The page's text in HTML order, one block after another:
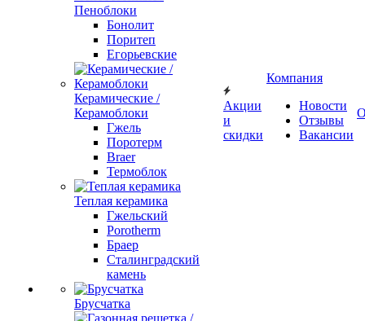
Пеноблоки
Бонолит
Поритеп
Егорьевские
Керамические /
Керамоблоки
Гжель
Поротерм
Braer
Термоблок
Теплая керамика
Гжельский
Porotherm
Браер
Сталинградский
камень
Брусчатка
Акции
и
скидки
Компания
Новости
Отзывы
Вакансии